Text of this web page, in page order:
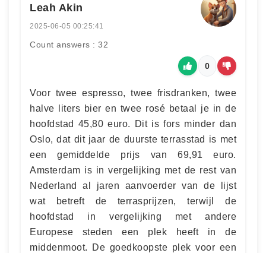
Leah Akin
2025-06-05 00:25:41
Count answers : 32
0
Voor twee espresso, twee frisdranken, twee
halve liters bier en twee rosé betaal je in de
hoofdstad 45,80 euro. Dit is fors minder dan
Oslo, dat dit jaar de duurste terrasstad is met
een gemiddelde prijs van 69,91 euro.
Amsterdam is in vergelijking met de rest van
Nederland al jaren aanvoerder van de lijst
wat betreft de terrasprijzen, terwijl de
hoofdstad in vergelijking met andere
Europese steden een plek heeft in de
middenmoot. De goedkoopste plek voor een